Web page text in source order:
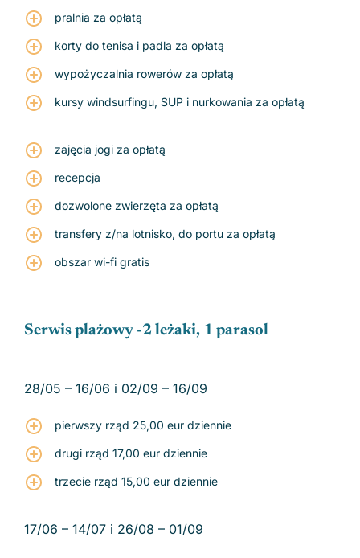
pralnia za opłatą
korty do tenisa i padla za opłatą
wypożyczalnia rowerów za opłatą
kursy windsurfingu, SUP i nurkowania za opłatą
zajęcia jogi za opłatą
recepcja
dozwolone zwierzęta za opłatą
transfery z/na lotnisko, do portu za opłatą
obszar wi-fi gratis
Serwis plażowy -2 leżaki, 1 parasol
28/05 – 16/06 i 02/09 – 16/09
pierwszy rząd 25,00 eur dziennie
drugi rząd 17,00 eur dziennie
trzecie rząd 15,00 eur dziennie
17/06 – 14/07 i 26/08 – 01/09